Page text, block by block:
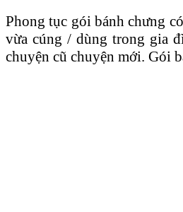
Phong tục gói bánh chưng
vừa cúng / dùng trong gia
chuyện cũ chuyện mới. Gói